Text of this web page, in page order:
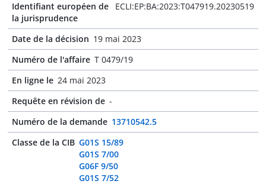
Identifiant européen de
la jurisprudence
ECLI:EP:BA:2023:T047919.20230519
Date de la décision 19 mai 2023
Numéro de l'affaire T 0479/19
En ligne le 24 mai 2023
Requête en révision de -
Numéro de la demande 13710542.5
Classe de la CIB G01S 15/89
G01S 7/00
G06F 9/50
G01S 7/52